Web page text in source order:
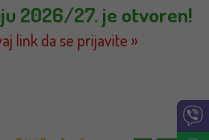
2026/27. je otvoren!
link da se prijavite »